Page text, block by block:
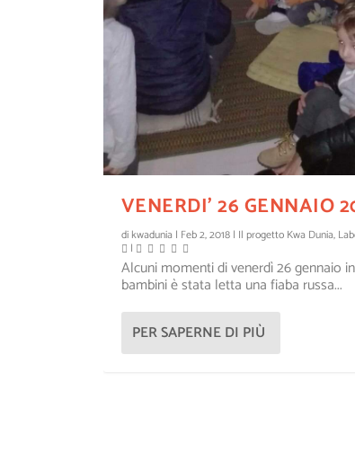
VENERDI’ 26 GENNAIO
di kwadunia | Feb 2, 2018| Il progetto Kwa Dunia,
|
Alcuni momenti di venerdì 26 gennaio
bambini è stata letta una fiaba russa...
PER SAPERNE DI PIÙ